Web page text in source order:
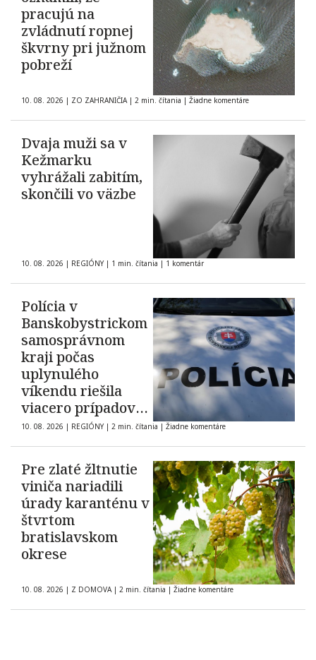
pracujú na
zvládnutí ropnej
škvrny pri južnom
pobreží
10. 08. 2026 | ZO ZAHRANIČIA | 2 min. čítania | Žiadne komentáre
Dvaja muži sa v
Kežmarku
vyhrážali zabitím,
skončili vo väzbe
10. 08. 2026 | REGIÓNY | 1 min. čítania | 1 komentár
Polícia v
Banskobystrickom
samosprávnom
kraji počas
uplynulého
víkendu riešila
viacero prípadov
domáceho násilia
10. 08. 2026 | REGIÓNY | 2 min. čítania | Žiadne komentáre
Pre zlaté žltnutie
viniča nariadili
úrady karanténu v
štvrtom
bratislavskom
okrese
10. 08. 2026 | Z DOMOVA | 2 min. čítania | Žiadne komentáre